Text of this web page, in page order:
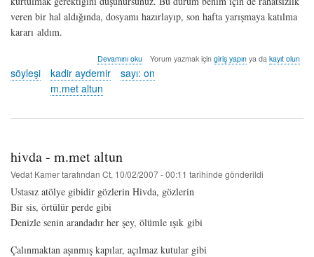
veren bir hal aldığında, dosyamı hazırlayıp, son hafta yarışmaya katılma
kararı aldım.
söyleşi:
kadir
aydemir
/
saray'ında
m.met
altun
hakkında
Devamını oku Yorum yazmak için giriş yapınya da kayıt olun
söyleşi
kadir aydemir
m.met altun
sayı: on
hivda - m.met altun
Vedat Kamertarafından Ct, 10/02/2007 - 00:11 tarihinde gönderildi
Ustasız atölye gibidir gözlerin Hivda, gözlerin
Bir sis, örtülür perde gibi
Denizle senin arandadır her şey, ölümle ışık gibi
Çalınmaktan aşınmış kapılar, açılmaz kutular gibi